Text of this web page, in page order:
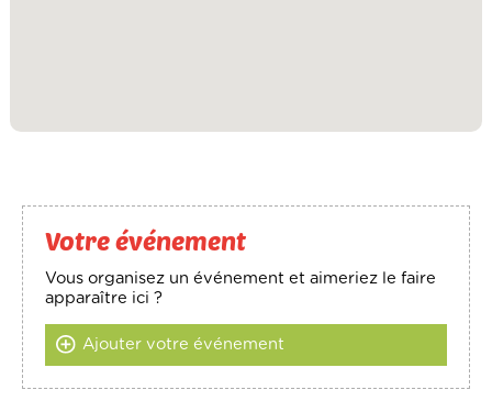
Votre événement
Vous organisez un événement et aimeriez le faire
apparaître ici ?
Ajouter votre événement